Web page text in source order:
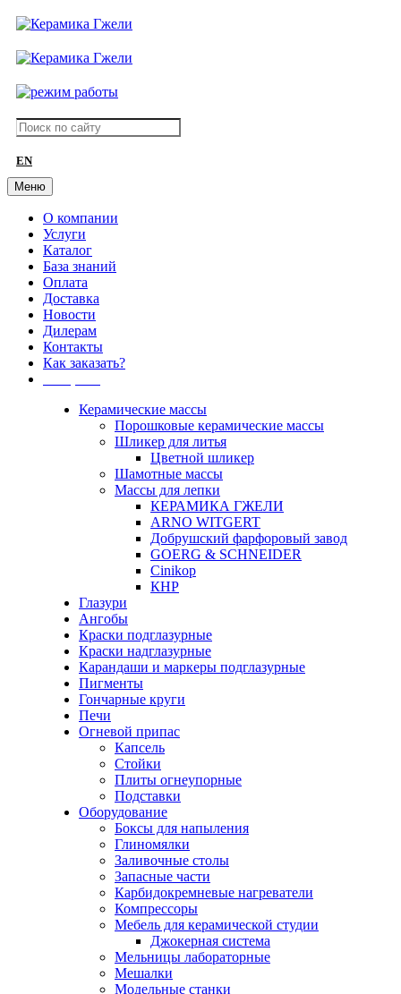
EN
Меню
О компании
Услуги
Каталог
База знаний
Оплата
Доставка
Новости
Дилерам
Контакты
Как заказать?
Керамические массы
Порошковые керамические массы
Шликер для литья
Цветной шликер
Шамотные массы
Массы для лепки
КЕРАМИКА ГЖЕЛИ
ARNO WITGERT
Добрушский фарфоровый завод
GOERG & SCHNEIDER
Cinikop
КНР
Глазури
Ангобы
Краски подглазурные
Краски надглазурные
Карандаши и маркеры подглазурные
Пигменты
Гончарные круги
Печи
Огневой припас
Капсель
Стойки
Плиты огнеупорные
Подставки
Оборудование
Боксы для напыления
Глиномялки
Заливочные столы
Запасные части
Карбидокремневые нагреватели
Компрессоры
Мебель для керамической студии
Джокерная система
Мельницы лабораторные
Мешалки
Модельные станки